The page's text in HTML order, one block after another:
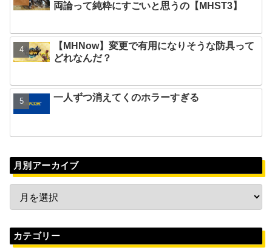
両論って純粋にすごいと思うの【MHST3】
【MHNow】変更で有用になりそうな防具って
どれなんだ？
一人ずつ消えてくのホラーすぎる
月別アーカイブ
カテゴリー